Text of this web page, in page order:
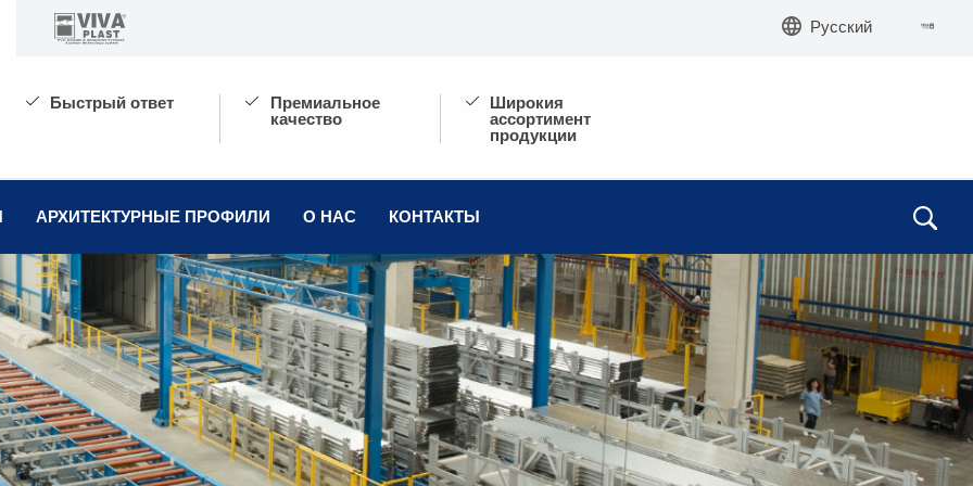
НАЗАД
Русский
Быстрый ответ
Премиальное
качество
Широкия
ассортимент
продукции
АРХИТЕКТУРНЫЕ ПРОФИЛИ О НАС КОНТАКТЫ